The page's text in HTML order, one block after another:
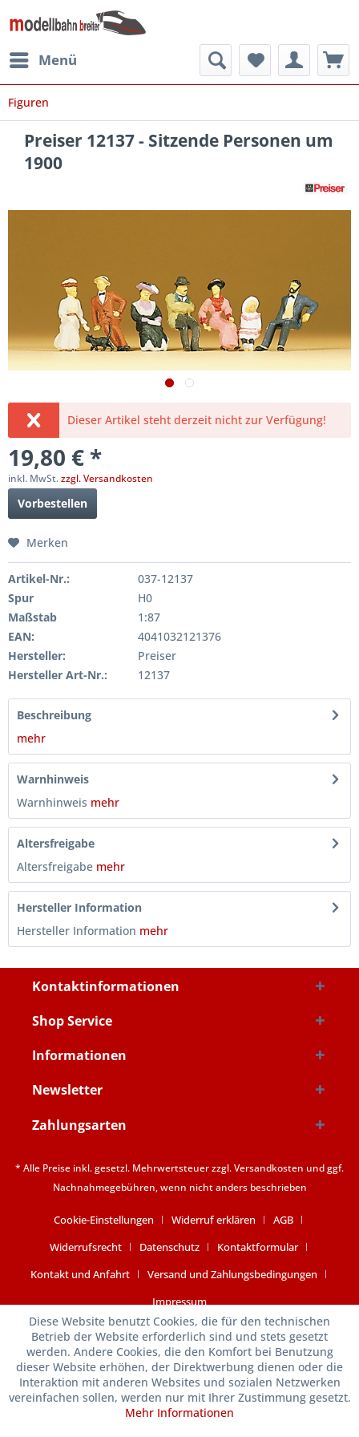
Menü
Figuren
Preiser 12137 - Sitzende Personen um
1900
Dieser Artikel steht derzeit nicht zur Verfügung!
19,80 € *
inkl. MwSt.zzgl. Versandkosten
Vorbestellen
Merken
Artikel-Nr.:
037-12137
Spur
H0
Maßstab
1:87
EAN:
4041032121376
Hersteller:
Preiser
Hersteller Art-Nr.:
12137
Beschreibung
mehr
Warnhinweis
Warnhinweis mehr
Altersfreigabe
Altersfreigabe mehr
Hersteller Information
Hersteller Information mehr
Kontaktinformationen
Shop Service
Informationen
Newsletter
Zahlungsarten
* Alle Preise inkl. gesetzl. Mehrwertsteuer zzgl.Versandkosten und ggf.
Nachnahmegebühren, wenn nicht anders beschrieben
Cookie-Einstellungen Widerruf erklären
AGB
Widerrufsrecht
Datenschutz
Kontaktformular
Kontakt und Anfahrt
Versand und Zahlungsbedingungen
Impressum
Diese Website benutzt Cookies, die für den technischen
Betrieb der Website erforderlich sind und stets gesetzt
werden. Andere Cookies, die den Komfort bei Benutzung
dieser Website erhöhen, der Direktwerbung dienen oder die
Interaktion mit anderen Websites und sozialen Netzwerken
vereinfachen sollen, werden nur mit Ihrer Zustimmung gesetzt.
Mehr Informationen